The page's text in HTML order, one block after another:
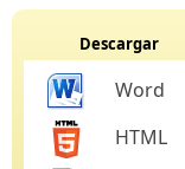
Descargar
Word
HTML